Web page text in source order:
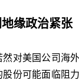
缘政治紧张
对美国公司海
股份可能面临阻